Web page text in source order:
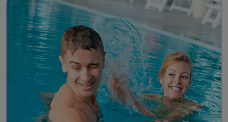
inkl. Aktivzeit in unserem Fitnessraum
inkl. WLAN